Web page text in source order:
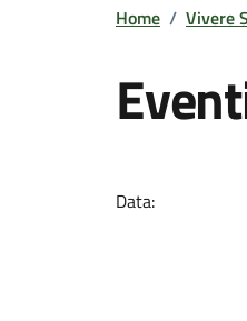
Home / Vivere
Data: